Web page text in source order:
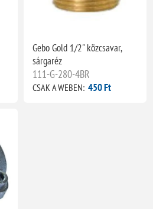
Gebo Gold 1/2" közcsavar,
sárgaréz
111-G-280-4BR
CSAK A WEBEN: 450 Ft